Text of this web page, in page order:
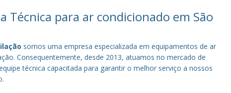
Técnica para ar condicionado em São
somos uma empresa especializada em equipamentos de ar
Consequentemente, desde 2013, atuamos no mercado de
técnica capacitada para garantir o melhor serviço a nossos